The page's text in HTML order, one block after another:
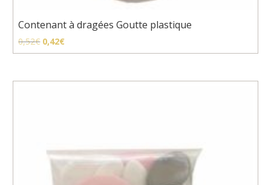
Contenant à dragées Goutte plastique
0,52€ Le
prix
était :
0,42€Le
prix
est :